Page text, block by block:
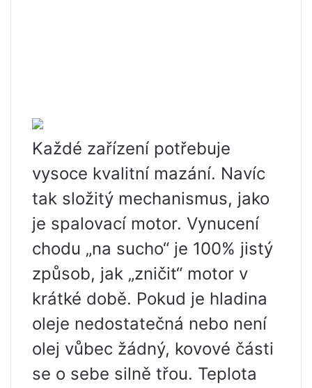
Každé zařízení potřebuje
vysoce kvalitní mazání. Navíc
tak složitý mechanismus, jako
je spalovací motor. Vynucení
chodu „na sucho“ je 100% jistý
způsob, jak „zničit“ motor v
krátké době. Pokud je hladina
oleje nedostatečná nebo není
olej vůbec žádný, kovové části
se o sebe silně třou. Teplota